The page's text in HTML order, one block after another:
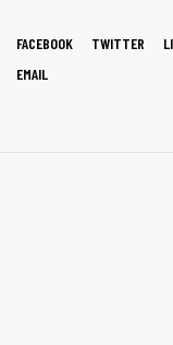
FACEBOOK TWITTER
EMAIL